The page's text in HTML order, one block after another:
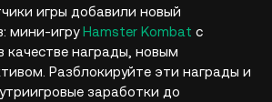
игры добавили новый
мини-игруHamster Kombat с
награды, новым
Разблокируйте эти награды и
заработки до